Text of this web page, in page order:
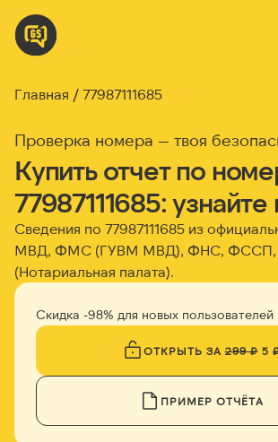
Главная 77987111685
Проверка номера — твоя
Купить отчет по
77987111685: узнайте
Сведения по 77987111685 из
МВД, ФМС (ГУВМ МВД), ФНС,
(Нотариальная палата).
Скидка -98% для новых пользователей
ОТКРЫТЬ ЗА299 ₽5
ПРИМЕР ОТЧЁТА